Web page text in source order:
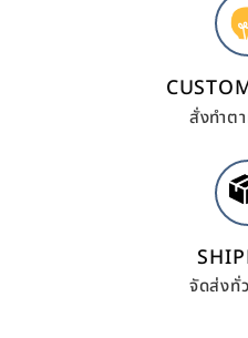
สั่งทำต
จัดส่งทั่